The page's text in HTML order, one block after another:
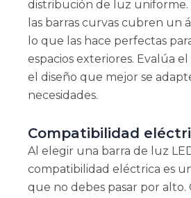
distribución de luz uniforme.
las barras curvas cubren un
lo que las hace perfectas
espacios exteriores. Evalúa
el diseño que mejor se
necesidades.
Compatibilidad
Al elegir una barra de luz
compatibilidad eléctrica es
que no debes pasar por alto.